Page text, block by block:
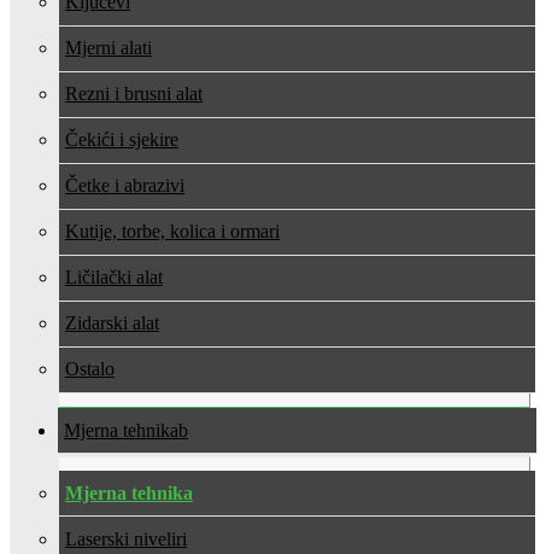
Mjerni alati
Rezni i brusni alat
Čekići i sjekire
Četke i abrazivi
Kutije, torbe, kolica i ormari
Ličilački alat
Zidarski alat
Ostalo
Mjerna tehnika
Mjerna tehnika
Laserski niveliri